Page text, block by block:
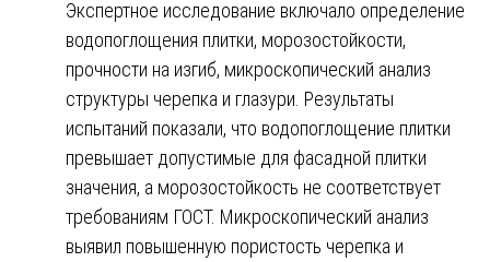
Экспертное исследование включало определение
водопоглощения плитки, морозостойкости,
прочности на изгиб, микроскопический анализ
структуры черепка и глазури. Результаты
испытаний показали, что водопоглощение плитки
превышает допустимые для фасадной плитки
значения, а морозостойкость не соответствует
требованиям ГОСТ. Микроскопический анализ
выявил повышенную пористость черепка и